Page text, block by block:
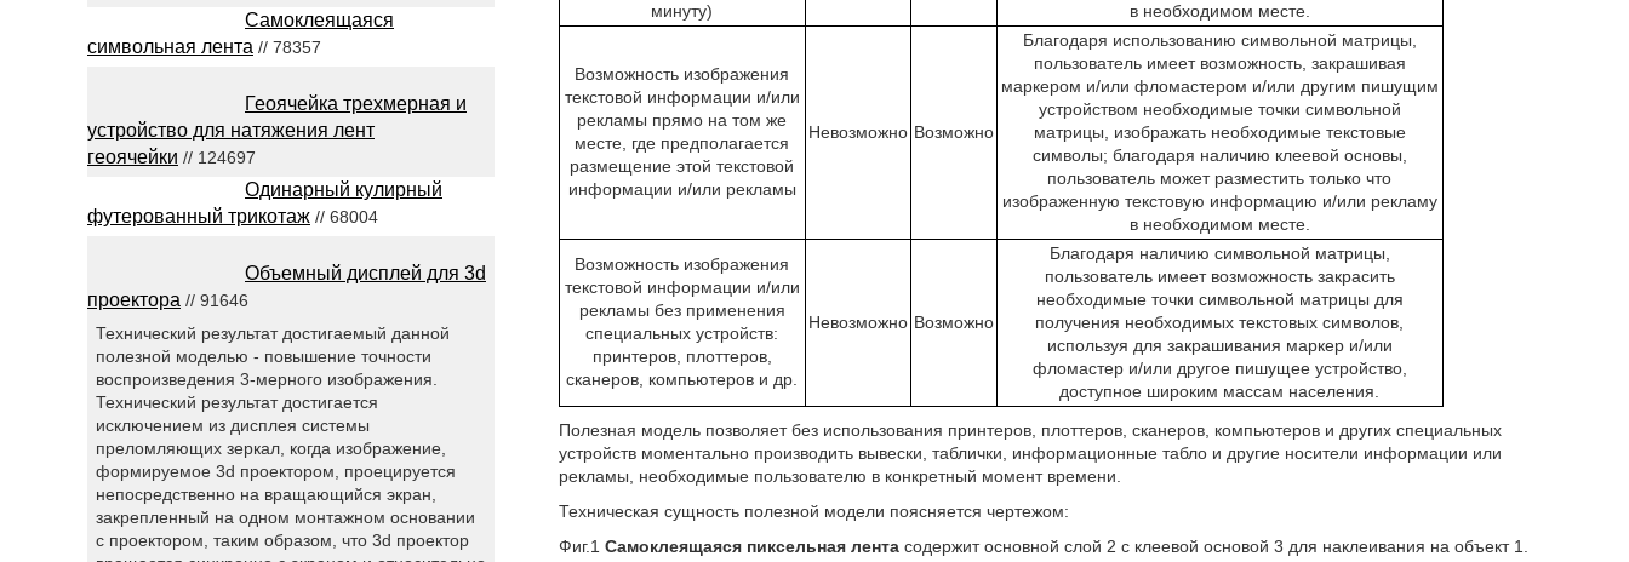
минуту)
в необходимом месте.
Возможность изображения
текстовой информации и/или
рекламы прямо на том же
месте, где предполагается
размещение этой текстовой
информации и/или рекламы
Невозможно Возможно
Благодаря использованию символьной матрицы,
пользователь имеет возможность, закрашивая
маркером и/или фломастером и/или другим пишущим
устройством необходимые точки символьной
матрицы, изображать необходимые текстовые
символы; благодаря наличию клеевой основы,
пользователь может разместить только что
изображенную текстовую информацию и/или рекламу
в необходимом месте.
Возможность изображения
текстовой информации и/или
рекламы без применения
специальных устройств:
принтеров, плоттеров,
сканеров, компьютеров и др.
Невозможно Возможно
Благодаря наличию символьной матрицы,
пользователь имеет возможность закрасить
необходимые точки символьной матрицы для
получения необходимых текстовых символов,
используя для закрашивания маркер и/или
фломастер и/или другое пишущее устройство,
доступное широким массам населения.
Полезная модель позволяет без использования принтеров, плоттеров, сканеров, компьютеров и других специальных
устройств моментально производить вывески, таблички, информационные табло и другие носители информации или
рекламы, необходимые пользователю в конкретный момент времени.
Техническая сущность полезной модели поясняется чертежом:
Фиг.1 Самоклеящаяся пиксельная лентасодержит основной слой 2 с клеевой основой 3 для наклеивания на объект 1.
Самоклеящаяся
символьная лента // 78357
Геоячейка трехмерная и
устройство для натяжения лент
геоячейки // 124697
Одинарный кулирный
футерованный трикотаж // 68004
Объемный дисплей для 3d
проектора // 91646
Технический результат достигаемый данной
полезной моделью - повышение точности
воспроизведения 3-мерного изображения.
Технический результат достигается
исключением из дисплея системы
преломляющих зеркал, когда изображение,
формируемое 3d проектором, проецируется
непосредственно на вращающийся экран,
закрепленный на одном монтажном основании
с проектором, таким образом, что 3d проектор